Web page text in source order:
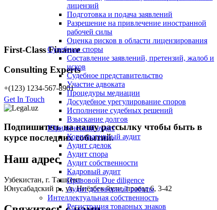
лицензий
Подготовка и подача заявлений
Разрешение на привлечение иностранной
рабочей силы
Оценка рисков в области лицензирования
Судебные споры
Составление заявлений, претензий, жалоб и
исков
Судебное представительство
Участие адвоката
Процедуры медиации
Досудебное урегулирование споров
Исполнение судебных решений
Взыскание долгов
Юридический аудит
Корпоративный аудит
Аудит сделок
Аудит спора
Аудит собственности
Кадровый аудит
Правовой Due diligence
Аудит договорной работы
Интеллектуальная собственность
Регистрация товарных знаков
First-Class Finance
Consulting Experts
+(123) 1234-567-8901
Get In Touch
Подпишитесь на нашу рассылку чтобы быть в
курсе последних событий.
Наш адрес
Узбекистан, г. Ташкент
Юнусабадский р., ул. Ниёзбек йули, проезд 6, 3-42